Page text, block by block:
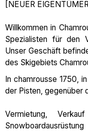
[NEUER
Willkommen in
Spezialisten für den
Unser Geschäft
des Skigebiets
In chamrousse 1750,
der Pisten, gegenüber
Vermietung,